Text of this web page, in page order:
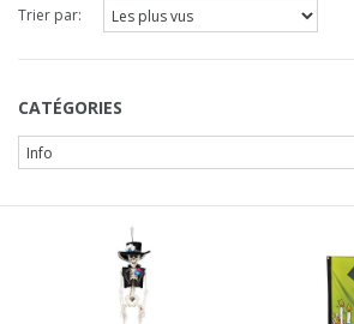
Trier par:
CATÉGORIES